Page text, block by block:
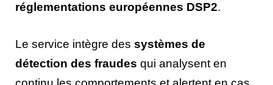
réglementations européennes DSP2.
Le service intègre des systèmes de
détection des fraudes qui analysent en